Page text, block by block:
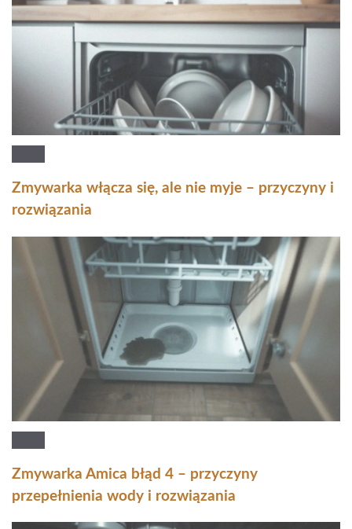
Zmywarka włącza się, ale nie myje – przyczyny i
rozwiązania
Zmywarka Amica błąd 4 – przyczyny
przepełnienia wody i rozwiązania